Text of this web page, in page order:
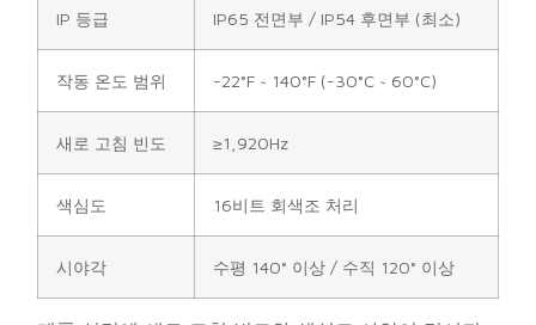
IP 등급 IP65 전면부 / IP54 후면부 (최소)
작동 온도 범위 -22°F ~ 140°F (-30°C ~ 60°C)
새로 고침 빈도 ≥1,920Hz
색심도 16비트 회색조 처리
시야각 수평 140° 이상 / 수직 120° 이상